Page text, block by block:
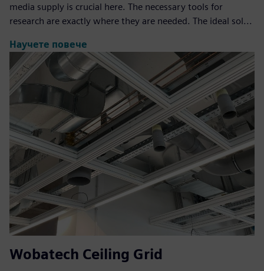
media supply is crucial here. The necessary tools for
research are exactly where they are needed. The ideal sol...
Научете повече
Wobatech Ceiling Grid